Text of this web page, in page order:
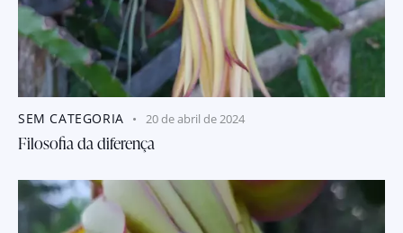
SEM CATEGORIA 20 de abril de 2024
Filosofia da diferença